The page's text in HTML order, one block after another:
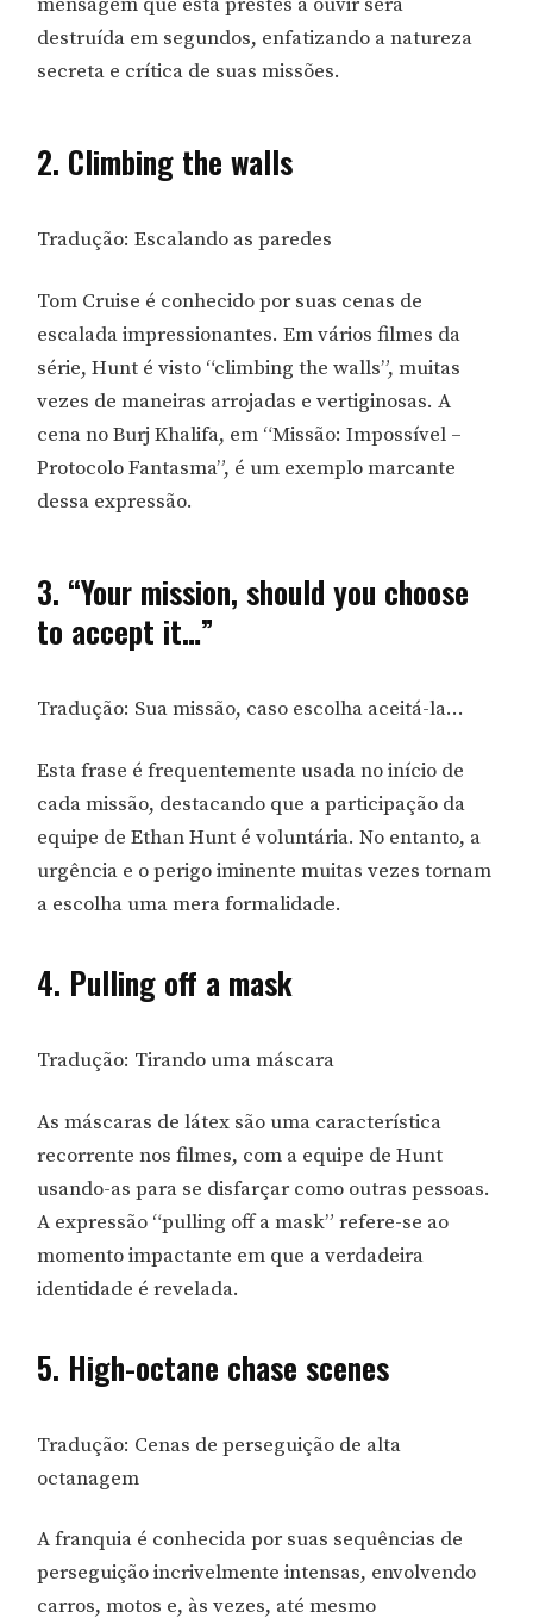
destruída em segundos, enfatizando a natureza
secreta e crítica de suas missões.
2. Climbing the walls
Tradução: Escalando as paredes
Tom Cruise é conhecido por suas cenas de
escalada impressionantes. Em vários filmes da
série, Hunt é visto “climbing the walls”, muitas
vezes de maneiras arrojadas e vertiginosas. A
cena no Burj Khalifa, em “Missão: Impossível –
Protocolo Fantasma”, é um exemplo marcante
dessa expressão.
3. “Your mission, should you choose
to accept it…”
Tradução: Sua missão, caso escolha aceitá-la…
Esta frase é frequentemente usada no início de
cada missão, destacando que a participação da
equipe de Ethan Hunt é voluntária. No entanto, a
urgência e o perigo iminente muitas vezes tornam
a escolha uma mera formalidade.
4. Pulling off a mask
Tradução: Tirando uma máscara
As máscaras de látex são uma característica
recorrente nos filmes, com a equipe de Hunt
usando-as para se disfarçar como outras pessoas.
A expressão “pulling off a mask” refere-se ao
momento impactante em que a verdadeira
identidade é revelada.
5. High-octane chase scenes
Tradução: Cenas de perseguição de alta
octanagem
A franquia é conhecida por suas sequências de
perseguição incrivelmente intensas, envolvendo
carros, motos e, às vezes, até mesmo